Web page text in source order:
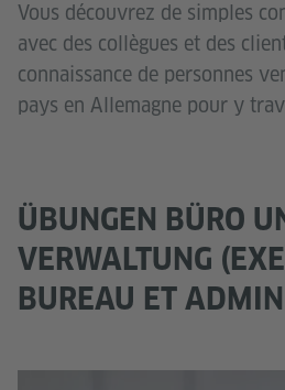
Vous découvrez de simples
avec des collègues et des
connaissance de personnes
pays en Allemagne pour y
ÜBUNGEN BÜRO
VERWALTUNG
BUREAU ET